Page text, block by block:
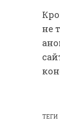
не
ТЕГИ